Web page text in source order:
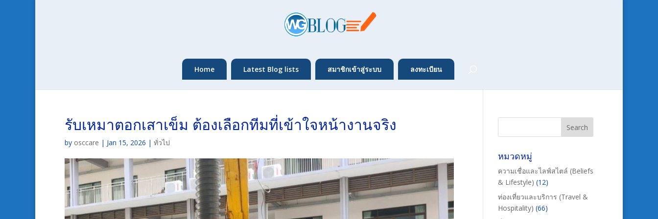
Home Latest Blog lists สมาชิกเข้าสู่ระบบ ลงทะเบียน
รับเหมาตอกเสาเข็ม ต้องเลือกทีมที่เข้าใจหน้างานจริง
by osccare | Jan 15, 2026 | ทั่วไป
หมวดหมู่
ความเชื่อและไลฟ์สไตล์ (Beliefs
& Lifestyle) (12)
ท่องเที่ยวและบริการ (Travel &
Hospitality) (66)